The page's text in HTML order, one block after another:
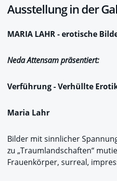
Ausstellung in der
MARIA LAHR - erotische
Neda Attensam präsentiert:
Verführung - Verhüllte
Maria Lahr
Bilder mit sinnlicher
zu „Traumlandschaften“
Frauenkörper, surreal,